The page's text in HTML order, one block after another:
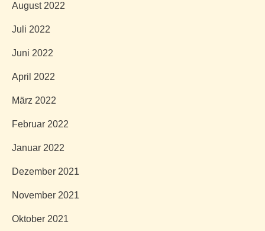
August 2022
Juli 2022
Juni 2022
April 2022
März 2022
Februar 2022
Januar 2022
Dezember 2021
November 2021
Oktober 2021